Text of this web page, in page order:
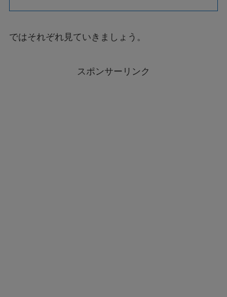
ではそれぞれ見ていきましょう。
スポンサーリンク